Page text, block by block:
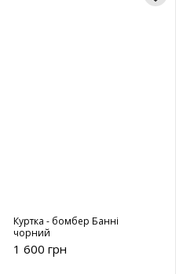
Куртка - бомбер Банні
чорний
1 600 грн